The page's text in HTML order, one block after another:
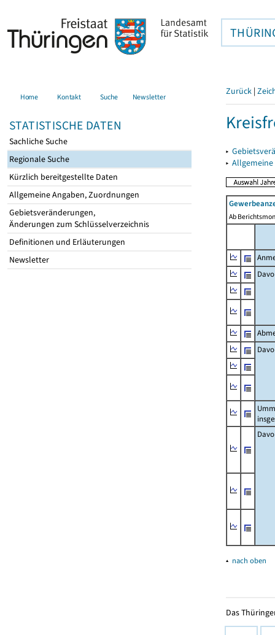
Home Kontakt Suche Newsletter
STATISTISCHE DATEN
Sachliche Suche
Regionale Suche
Kürzlich bereitgestellte Daten
Allgemeine Angaben, Zuordnungen
Gebietsveränderungen,
Änderungen zum Schlüsselverzeichnis
Definitionen und Erläuterungen
Newsletter
Zurück |
▸
▸
Ab
▴ nach oben
Das